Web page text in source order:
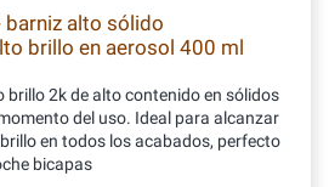
barniz alto sólido
brillo en aerosol 400 ml
2k de alto contenido en sólidos
del uso. Ideal para alcanzar
en todos los acabados, perfecto
bicapas